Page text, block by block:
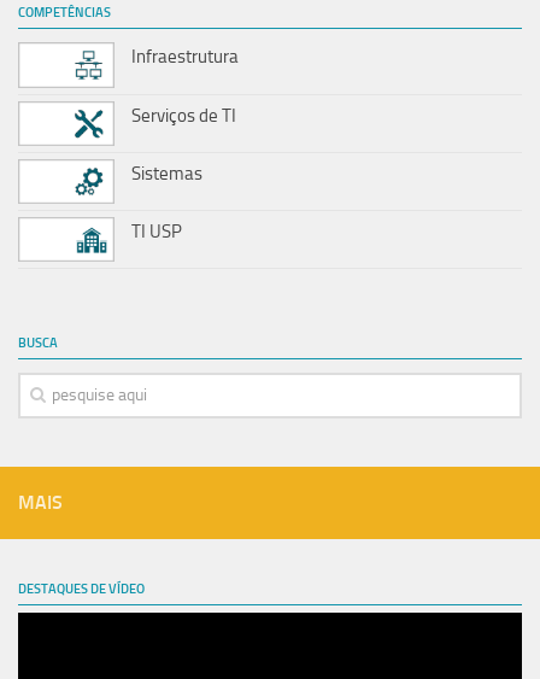
COMPETÊNCIAS
Infraestrutura
Serviços de TI
Sistemas
TI USP
BUSCA
MAIS
DESTAQUES DE VÍDEO